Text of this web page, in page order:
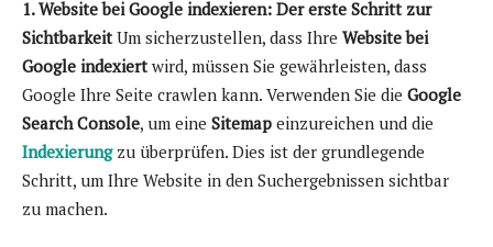
1. Website bei Google indexieren: Der erste Schritt zur
SichtbarkeitUm sicherzustellen, dass Ihre Website bei
Google indexiertwird, müssen Sie gewährleisten, dass
Google Ihre Seite crawlen kann. Verwenden Sie die Google
Search Console, um eine Sitemap einzureichen und die
Indexierungzu überprüfen. Dies ist der grundlegende
Schritt, um Ihre Website in den Suchergebnissen sichtbar
zu machen.